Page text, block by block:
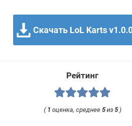
Скачать LoL Karts
Рейтинг
( 1 оценка, среднее 5из 5)